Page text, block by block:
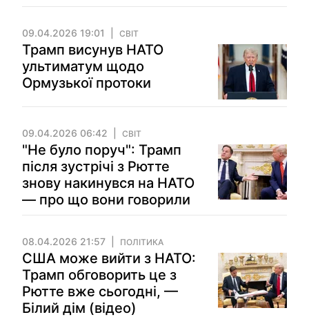
09.04.2026 19:01 СВІТ
Трамп висунув НАТО
ультиматум щодо
Ормузької протоки
09.04.2026 06:42 СВІТ
"Не було поруч": Трамп
після зустрічі з Рютте
знову накинувся на НАТО
— про що вони говорили
08.04.2026 21:57 ПОЛІТИКА
США може вийти з НАТО:
Трамп обговорить це з
Рютте вже сьогодні, —
Білий дім (відео)